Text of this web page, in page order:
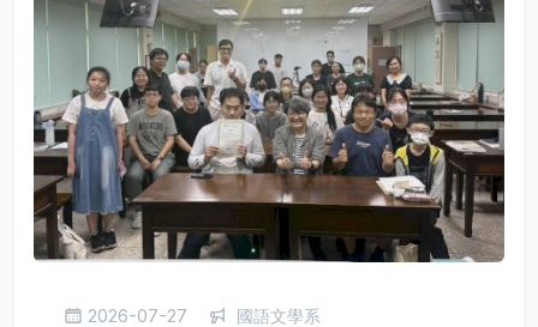
2026-07-27 國語文學系